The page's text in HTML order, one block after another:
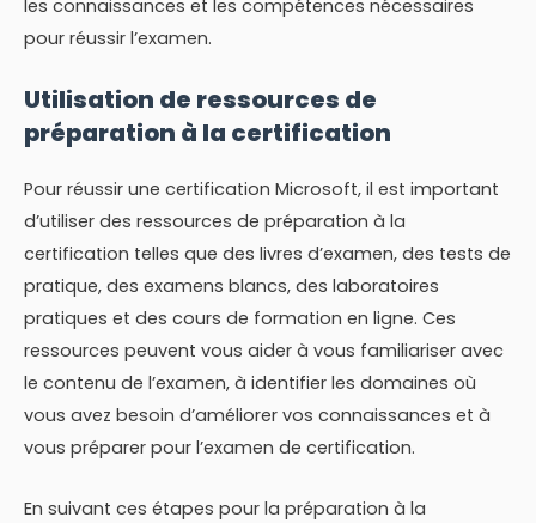
les connaissances et les compétences nécessaires
pour réussir l’examen.
Utilisation de ressources de
préparation à la certification
Pour réussir une certification Microsoft, il est important
d’utiliser des ressources de préparation à la
certification telles que des livres d’examen, des tests de
pratique, des examens blancs, des laboratoires
pratiques et des cours de formation en ligne. Ces
ressources peuvent vous aider à vous familiariser avec
le contenu de l’examen, à identifier les domaines où
vous avez besoin d’améliorer vos connaissances et à
vous préparer pour l’examen de certification.
En suivant ces étapes pour la préparation à la